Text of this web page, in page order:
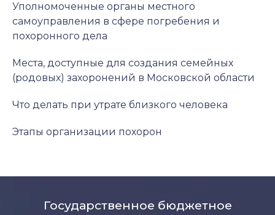
Уполномоченные органы местного
самоуправления в сфере погребения и
похоронного дела
Места, доступные для создания семейных
(родовых) захоронений в Московской области
Что делать при утрате близкого человека
Этапы организации похорон
Государственное бюджетное